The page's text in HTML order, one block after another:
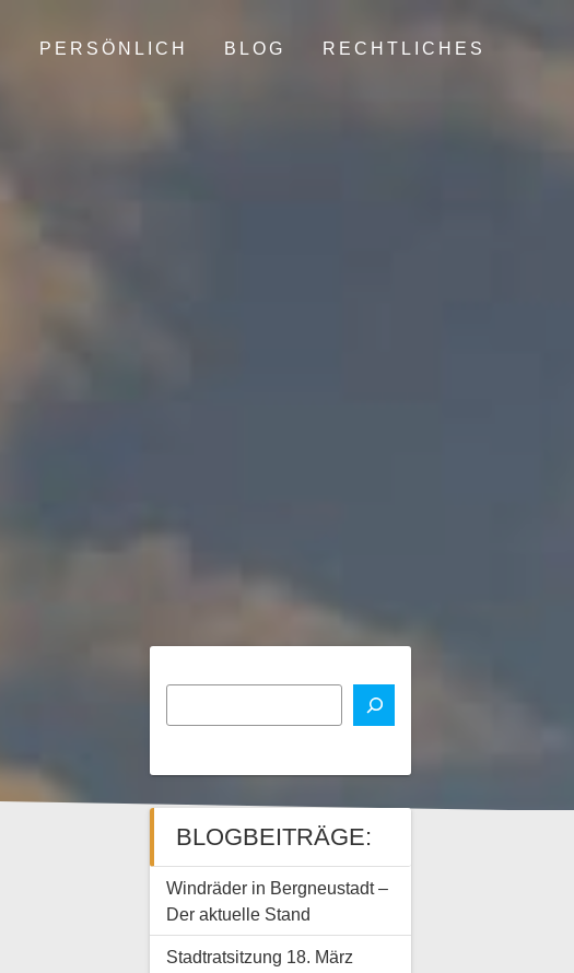
PERSÖNLICH BLOG RECHTLICHES
BLOGBEITRÄGE:
Windräder in Bergneustadt –
Der aktuelle Stand
Stadtratsitzung 18. März